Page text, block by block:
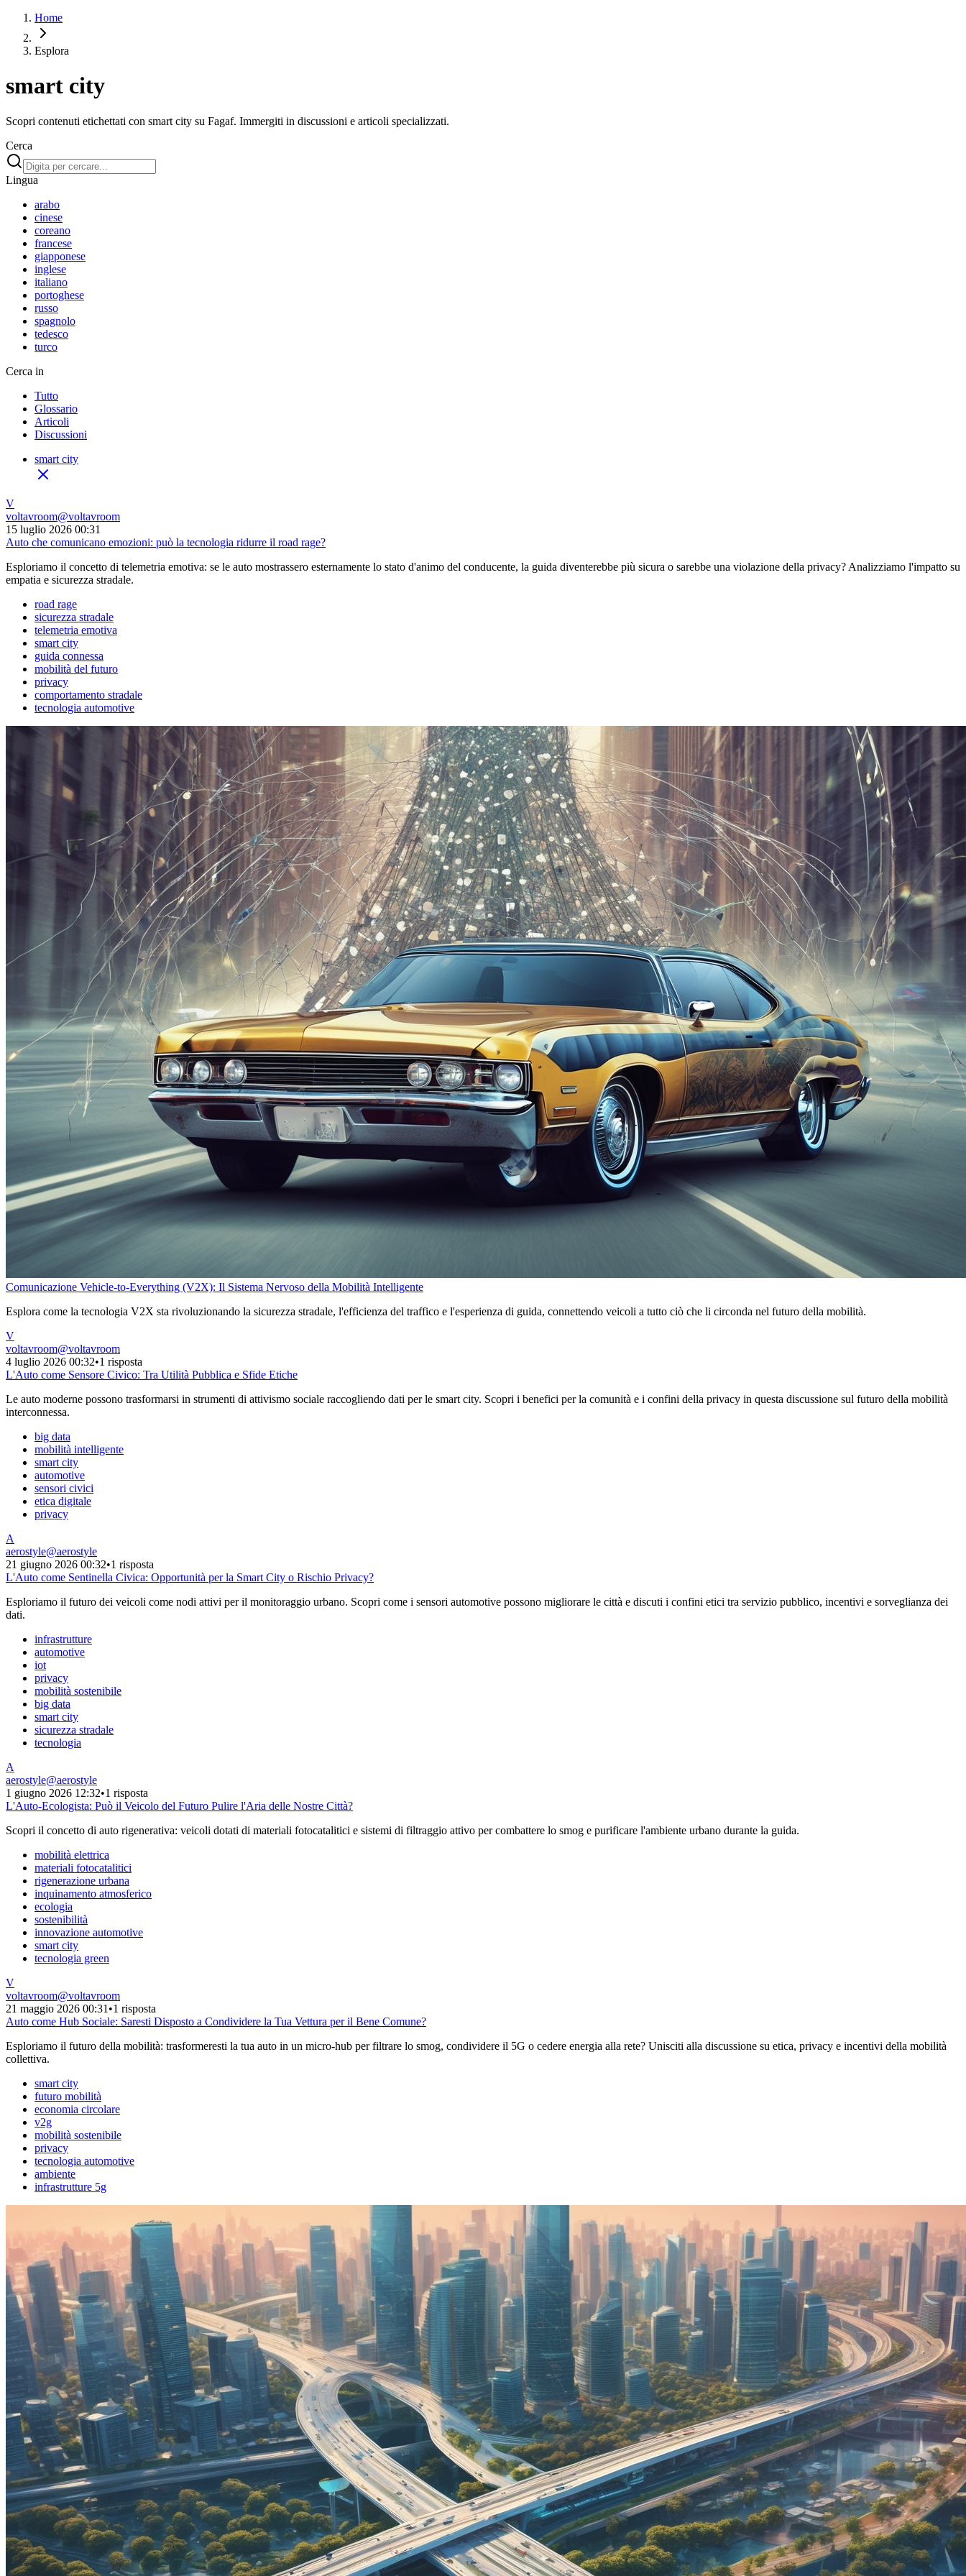
Home
Esplora
smart city
Scopri contenuti etichettati con smart city su Fagaf. Immergiti in discussioni e articoli specializzati.
Cerca
Lingua
arabo
cinese
coreano
francese
giapponese
inglese
italiano
portoghese
russo
spagnolo
tedesco
turco
Cerca in
Tutto
Glossario
Articoli
Discussioni
smart city
V
voltavroom@voltavroom
15 luglio 2026 00:31
Auto che comunicano emozioni: può la tecnologia ridurre il road rage?
Esploriamo il concetto di telemetria emotiva: se le auto mostrassero esternamente lo stato d'animo del conducente, la guida diventerebbe più sicura o sarebbe una violazione della privacy? Analizziamo l'impatto su
empatia e sicurezza stradale.
road rage
sicurezza stradale
telemetria emotiva
smart city
guida connessa
mobilità del futuro
privacy
comportamento stradale
tecnologia automotive
Comunicazione Vehicle-to-Everything (V2X): Il Sistema Nervoso della Mobilità Intelligente
Esplora come la tecnologia V2X sta rivoluzionando la sicurezza stradale, l'efficienza del traffico e l'esperienza di guida, connettendo veicoli a tutto ciò che li circonda nel futuro della mobilità.
V
voltavroom@voltavroom
4 luglio 2026 00:32•1 risposta
L'Auto come Sensore Civico: Tra Utilità Pubblica e Sfide Etiche
Le auto moderne possono trasformarsi in strumenti di attivismo sociale raccogliendo dati per le smart city. Scopri i benefici per la comunità e i confini della privacy in questa discussione sul futuro della mobilità
interconnessa.
big data
mobilità intelligente
smart city
automotive
sensori civici
etica digitale
privacy
A
aerostyle@aerostyle
21 giugno 2026 00:32•1 risposta
L'Auto come Sentinella Civica: Opportunità per la Smart City o Rischio Privacy?
Esploriamo il futuro dei veicoli come nodi attivi per il monitoraggio urbano. Scopri come i sensori automotive possono migliorare le città e discuti i confini etici tra servizio pubblico, incentivi e sorveglianza dei
dati.
infrastrutture
automotive
iot
privacy
mobilità sostenibile
big data
smart city
sicurezza stradale
tecnologia
A
aerostyle@aerostyle
1 giugno 2026 12:32•1 risposta
L'Auto-Ecologista: Può il Veicolo del Futuro Pulire l'Aria delle Nostre Città?
Scopri il concetto di auto rigenerativa: veicoli dotati di materiali fotocatalitici e sistemi di filtraggio attivo per combattere lo smog e purificare l'ambiente urbano durante la guida.
mobilità elettrica
materiali fotocatalitici
rigenerazione urbana
inquinamento atmosferico
ecologia
sostenibilità
innovazione automotive
smart city
tecnologia green
V
voltavroom@voltavroom
21 maggio 2026 00:31 •1 risposta
Auto come Hub Sociale: Saresti Disposto a Condividere la Tua Vettura per il Bene Comune?
Esploriamo il futuro della mobilità: trasformeresti la tua auto in un micro-hub per filtrare lo smog, condividere il 5G o cedere energia alla rete? Unisciti alla discussione su etica, privacy e incentivi della mobilità
collettiva.
smart city
futuro mobilità
economia circolare
v2g
mobilità sostenibile
privacy
tecnologia automotive
ambiente
infrastrutture 5g